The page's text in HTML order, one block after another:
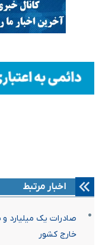
اخبار مرتبط
خارج کشور